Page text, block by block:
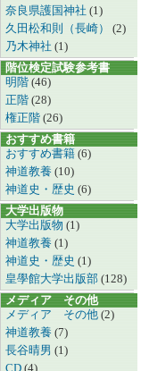
奈良県護国神社 (1)
久田松和則（長崎） (2)
乃木神社 (1)
階位検定試験参考書
明階 (46)
正階 (28)
権正階 (26)
おすすめ書籍
おすすめ書籍 (6)
神道教養 (10)
神道史・歴史 (6)
大学出版物
大学出版物 (1)
神道教養 (1)
神道史・歴史 (1)
皇學館大学出版部 (128)
メディア その他
メディア その他 (2)
神道教養 (7)
長谷晴男 (1)
CD (4)